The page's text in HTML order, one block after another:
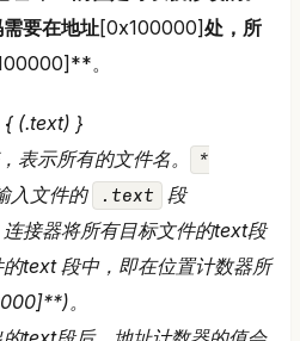
要在地址[0x100000]处，所
。
{ (.text) }
表示所有的文件名。
*
入文件的 .text
段
接器将所有目标文件的text段
text 段中，即在位置计数器所
。